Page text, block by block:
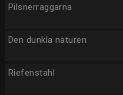
Pilsnerraggarna
Den dunkla naturen
Riefenstahl